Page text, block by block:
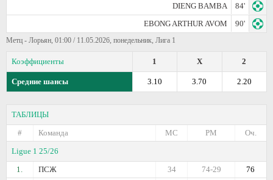
DIENG BAMBA
84'
EBONG ARTHUR AVOM
90'
Метц - Лорьян, 01:00 / 11.05.2026, понедельник, Лига 1
Коэффициенты 2
X
1
Средние шансы 2.20
3.70
3.10
ТАБЛИЦЫ
#
Команда Оч.
РМ
МС
Ligue 1 25/26
1.
ПСЖ 76
74-29
34